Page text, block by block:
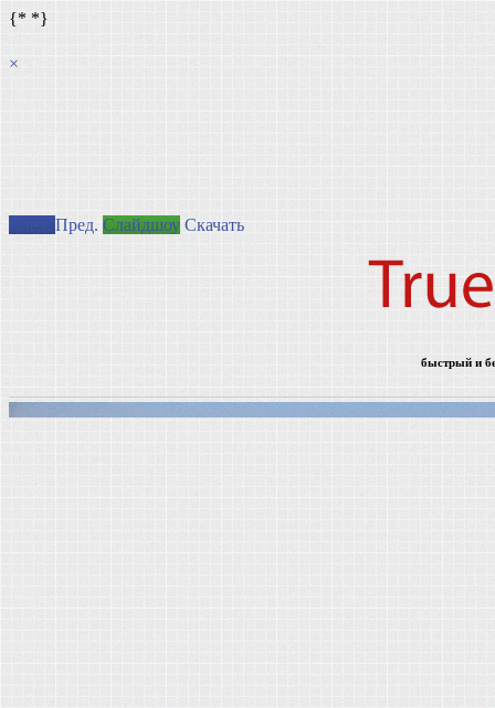
{* *}
×
Пред. Слайдшоу Скачать
быстрый и